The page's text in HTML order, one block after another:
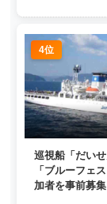
4位
巡視船「だい
「ブルーフェ
加者を事前募集